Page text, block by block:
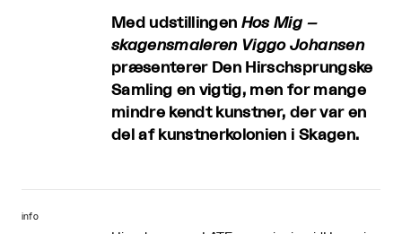
Med udstillingen Hos Mig –
skagensmaleren Viggo Johansen
præsenterer Den Hirschsprungske
Samling en vigtig, men for mange
mindre kendt kunstner, der var en
del af kunstnerkolonien i Skagen.
info